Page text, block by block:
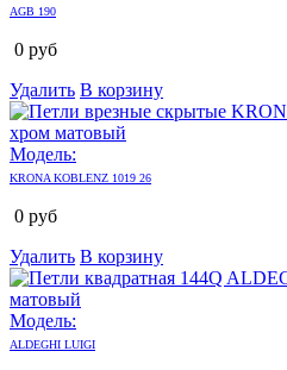
AGB 190
0 руб
Удалить В корзину
Модель:
KRONA KOBLENZ 1019 26
0 руб
Удалить В корзину
Модель:
ALDEGHI LUIGI